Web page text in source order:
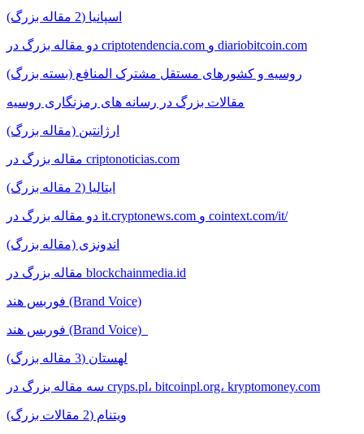
اسپانیا (2 مقاله بزرگ)
دو مقاله بزرگ در criptotendencia.com و diariobitcoin.com
روسیه و کشورهای مستقل مشترک المنافع (بسته بزرگ)
مقالات بزرگ در رسانه های رمزنگاری روسیه
ارژانتین (مقاله بزرگ)
مقاله بزرگ در criptonoticias.com
ایتالیا (2 مقاله بزرگ)
دو مقاله بزرگ در it.cryptonews.com و cointext.com/it/
اندونزی (مقاله بزرگ)
مقاله بزرگ در blockchainmedia.id
فوربس هند (Brand Voice)
فوربس هند (Brand Voice)
لهستان (3 مقاله بزرگ)
سه مقاله بزرگ در cryps.pl، bitcoinpl.org، kryptomoney.com
ویتنام (2 مقالات بزرگ)